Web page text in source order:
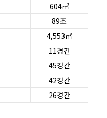
604㎡
89조
4,553㎡
11경간
45경간
42경간
26경간